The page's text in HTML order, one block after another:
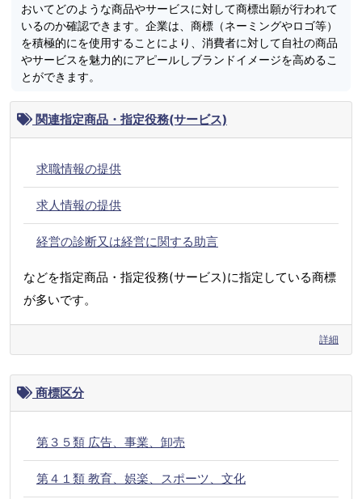
おいてどのような商品やサービスに対して商標出願が行われて
いるのか確認できます。企業は、商標（ネーミングやロゴ等）
を積極的にを使用することにより、消費者に対して自社の商品
やサービスを魅力的にアピールしブランドイメージを高めるこ
とができます。
関連指定商品・指定役務(サービス)
求職情報の提供
求人情報の提供
経営の診断又は経営に関する助言
などを指定商品・指定役務(サービス)に指定している商標
が多いです。
詳細
商標区分
第３５類 広告、事業、卸売
第４１類 教育、娯楽、スポーツ、文化